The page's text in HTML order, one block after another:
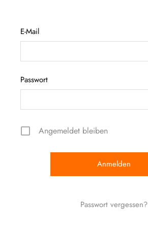
E-Mail
Passwort
Angemeldet bleiben
Passwort vergessen?